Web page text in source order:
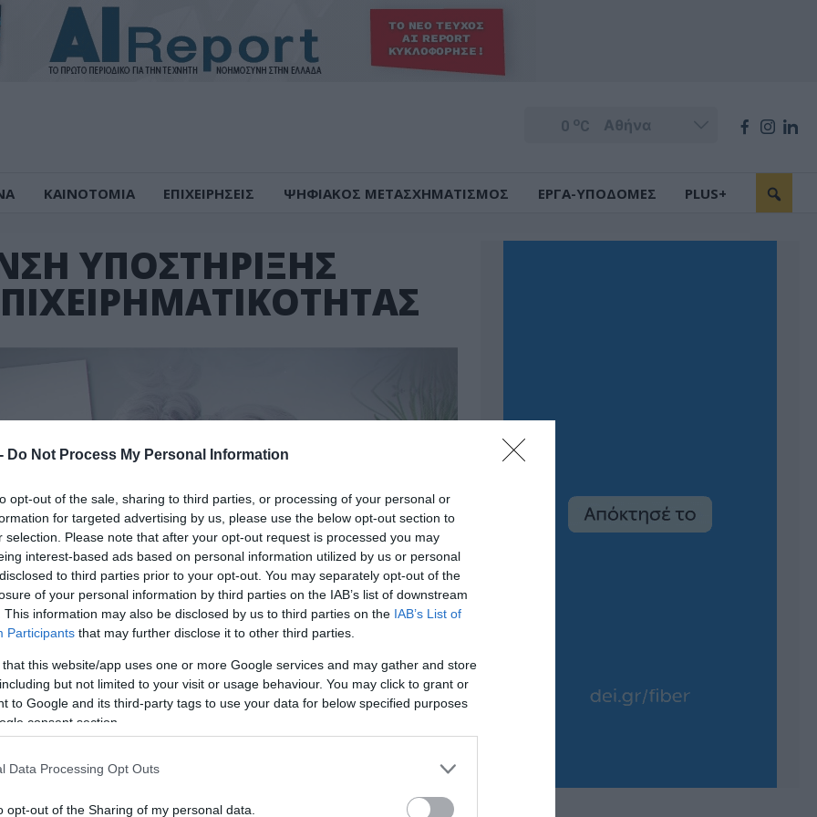
Do Not Process My Personal Information
opt-out of the sale, sharing to third parties, or processing of your personal or
for targeted advertising by us, please use the below opt-out section to
selection. Please note that after your opt-out request is processed you may
interest-based ads based on personal information utilized by us or personal
to third parties prior to your opt-out. You may separately opt-out of the
of your personal information by third parties on the IAB’s list of downstream
This information may also be disclosed by us to third parties on the IAB’s List of
Participants that may further disclose it to other third parties.
that this website/app uses one or more Google services and may gather and store
but not limited to your visit or usage behaviour. You may click to grant or
to Google and its third-party tags to use your data for below specified purposes
consent section.
Data Processing Opt Outs
opt-out of the Sharing of my personal data.
0 oC
ΚΑΙΝΟΤΟΜΙΑ ΕΠΙΧΕΙΡΗΣΕΙΣ ΨΗΦΙΑΚΟΣ ΜΕΤΑΣΧΗΜΑΤΙΣΜΟΣ ΕΡΓΑ-ΥΠΟΔΟΜΕΣ PLUS+
ΥΠΟΣΤΗΡΙΞΗΣ